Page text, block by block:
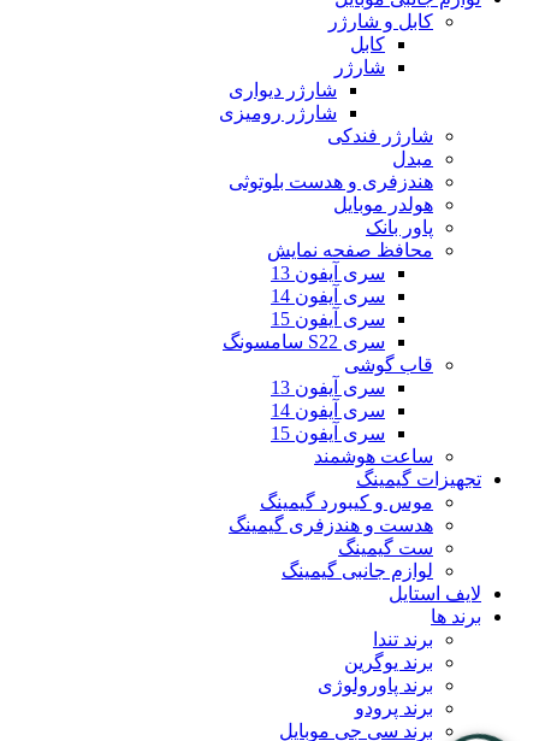
کابل و شارژر
کابل
شارژر
شارژر دیواری
شارژر رومیزی
شارژر فندکی
مبدل
هندزفری و هدست بلوتوثی
هولدر موبایل
پاور بانک
محافظ صفحه نمایش
سری آیفون 13
سری آیفون 14
سری آیفون 15
سری S22 سامسونگ
قاب گوشی
سری آیفون 13
سری آیفون 14
سری آیفون 15
ساعت هوشمند
تجهیزات گیمینگ
موس و کیبورد گیمینگ
هدست و هندزفری گیمینگ
ست گیمینگ
لوازم جانبی گیمینگ
لایف استایل
برند ها
برند تندا
برند یوگرین
برند پاورولوژی
برند پرودو
برند سی جی موبایل